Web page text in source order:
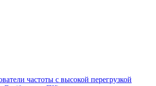
частоты с высокой перегрузкой